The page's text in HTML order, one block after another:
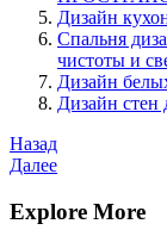
Дизайн
Спальня
чистоты и
Дизайн
Дизайн стен
Навигация
по
записям
Предыдущая
запись
Назад
Следующая
Далее
Explore More